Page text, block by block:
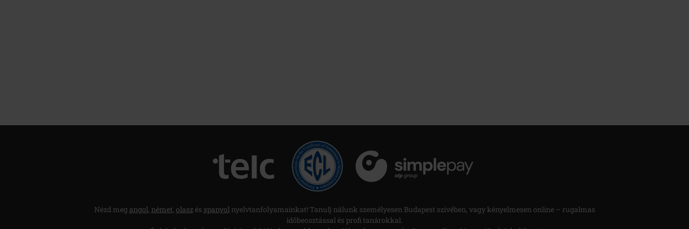
Nézd meg angol, német, olaszés spanyolnyelvtanfolyamainkat! Tanulj nálunk személyesen Budapest szívében, vagy kényelmesen online – rugalmas
időbeosztással és profi tanárokkal.